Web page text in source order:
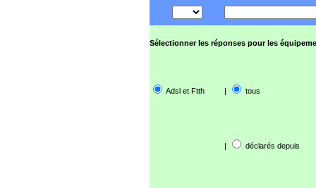
Sélectionner les réponses pour les
Adsl et Ftth | tous
| déclarés depuis